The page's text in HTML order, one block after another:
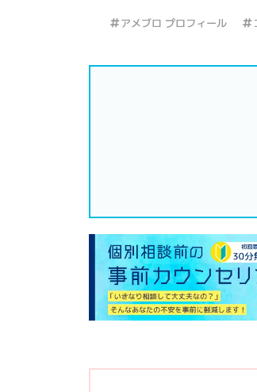
アメブロ プロフィール